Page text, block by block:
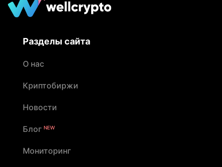
Разделы сайта
О нас
Криптобиржи
Новости
Блог NEW
Мониторинг